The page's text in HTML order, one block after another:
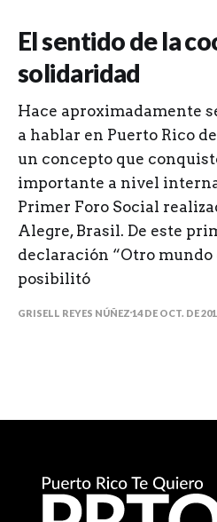
El sentido de la
solidaridad
Hace aproximadamente
a hablar en Puerto Rico
un concepto que
importante a nivel
Primer Foro Social
Alegre, Brasil. De este
declaración “Otro mundo
posibilitó
GRISELL REYES NÚÑEZ 14 DE OCT. DE